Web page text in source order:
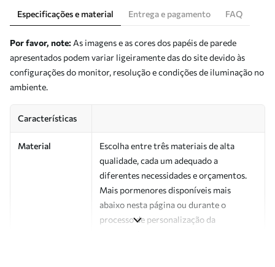
Especificações e material Entrega e pagamento FAQ
Por favor, note: As imagens e as cores dos papéis de parede
apresentados podem variar ligeiramente das do site devido às
configurações do monitor, resolução e condições de iluminação no
ambiente.
Características
Material
Escolha entre três materiais de alta
qualidade, cada um adequado a
diferentes necessidades e orçamentos.
Mais pormenores disponíveis mais
abaixo nesta página ou durante o
processo de personalização da